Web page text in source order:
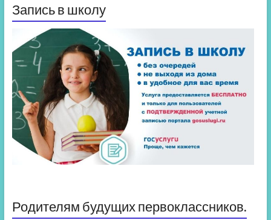
Запись в школу
Родителям будущих первоклассников.